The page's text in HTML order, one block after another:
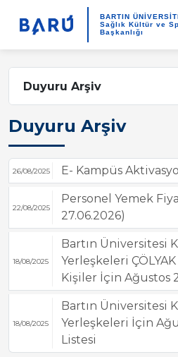
BARTIN
Sağlık Kültür ve
Başkanlığı
Duyuru Arşiv
Duyuru Arşiv
26/08/2025 E- Kampüs
22/08/2025
Personel Yemek
27.06.2026)
18/08/2025
Bartın Üniversitesi
Yerleşkeleri ÇÖLYAK
Kişiler İçin Ağustos
18/08/2025
Bartın Üniversitesi
Yerleşkeleri İçin
Listesi